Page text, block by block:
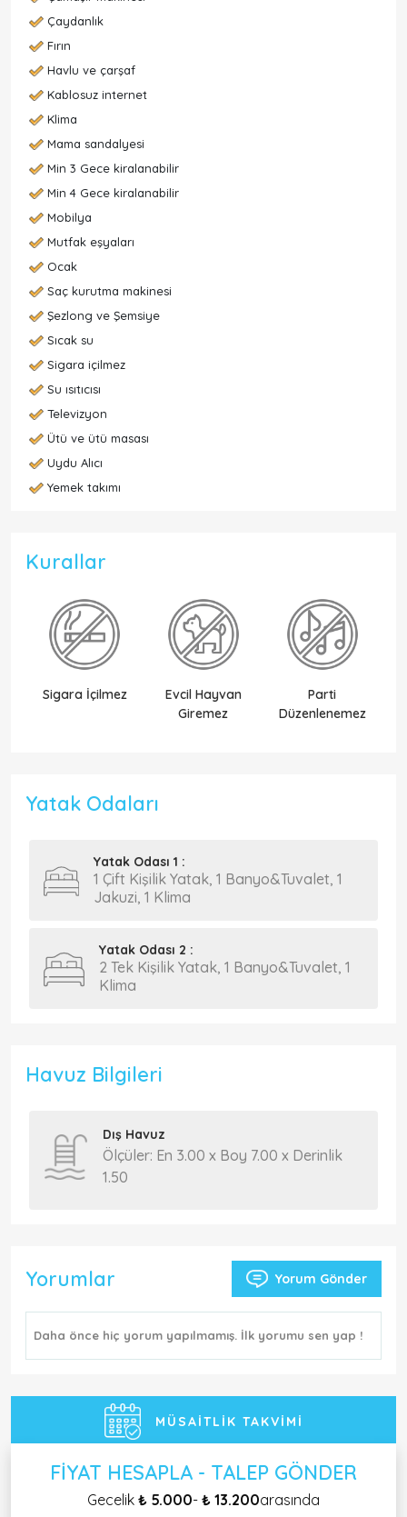
Çaydanlık
Fırın
Havlu ve çarşaf
Kablosuz internet
Klima
Mama sandalyesi
Min 3 Gece kiralanabilir
Min 4 Gece kiralanabilir
Mobilya
Mutfak eşyaları
Ocak
Saç kurutma makinesi
Şezlong ve Şemsiye
Sıcak su
Sigara içilmez
Su ısıtıcısı
Televizyon
Ütü ve ütü masası
Uydu Alıcı
Yemek takımı
Kurallar
Sigara İçilmez
Evcil Hayvan
Giremez
Parti
Düzenlenemez
Yatak Odaları
Yatak Odası 1 :
1 Çift Kişilik Yatak, 1 Banyo&Tuvalet, 1
Jakuzi, 1 Klima
Yatak Odası 2 :
2 Tek Kişilik Yatak, 1 Banyo&Tuvalet, 1
Klima
Havuz Bilgileri
Dış Havuz
Ölçüler: En 3.00 x Boy 7.00 x Derinlik
1.50
Yorumlar Yorum Gönder
Daha önce hiç yorum yapılmamış. İlk yorumu sen yap !
MÜSAITLIK TAKVIMI
FIYAT HESAPLA - TALEP GÖNDER
Gecelik ₺ 5.000- ₺ 13.200arasında